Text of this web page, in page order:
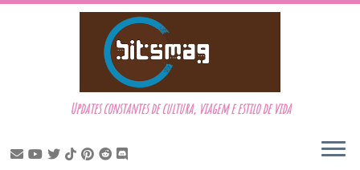
Updates constantes de cultura, viagem e estilo de vida